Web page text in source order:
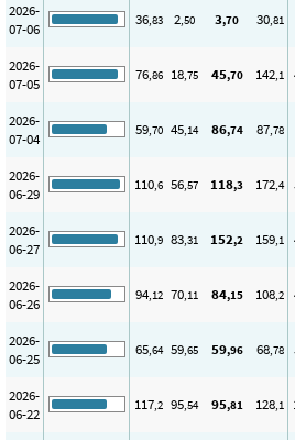
2026-
07-06
36,83 2,50 3,70 30,81
2026-
07-05
76,86 18,75 45,70 142,1
2026-
07-04
59,70 45,14 86,74 87,78
2026-
06-29
110,6 56,57 118,3 172,4
2026-
06-27
110,9 83,31 152,2 159,1
2026-
06-26
94,12 70,11 84,15 108,2
2026-
06-25
65,64 59,65 59,96 68,78
2026-
06-22
117,2 95,54 95,81 128,1